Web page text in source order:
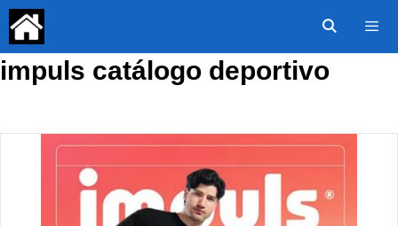
Saltar
contenido
impuls catálogo deportivo